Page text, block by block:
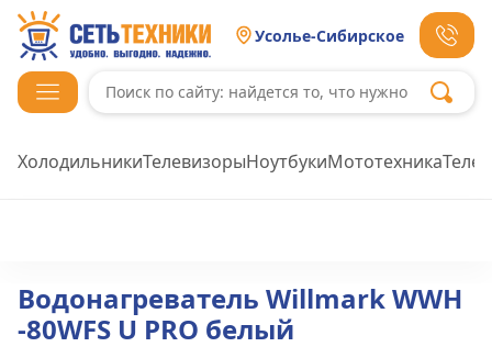
Усолье-Сибирское
ХолодильникиТелевизорыНоутбукиМототехника
Водонагреватель Willmark WWH
-80WFS U PRO белый